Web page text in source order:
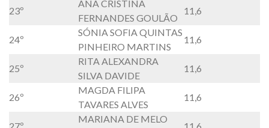
23º
ANA CRISTINA
FERNANDES GOULÃO
11,6
24º
SÓNIA SOFIA QUINTAS
PINHEIRO MARTINS
11,6
25º
RITA ALEXANDRA
SILVA DAVIDE
11,6
26º
MAGDA FILIPA
TAVARES ALVES
11,6
MARIANA DE MELO